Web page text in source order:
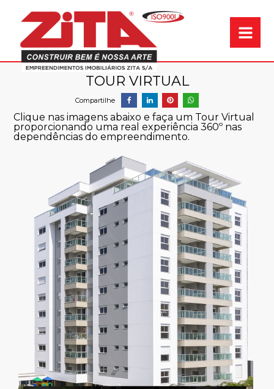
Garantia de
TOUR VIRTUAL
Clique nas imagens abaixo e faça um Tour Virtual
proporcionando uma real experiência 360º nas
dependências do empreendimento.